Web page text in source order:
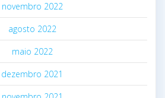
novembro 2022
agosto 2022
maio 2022
dezembro 2021